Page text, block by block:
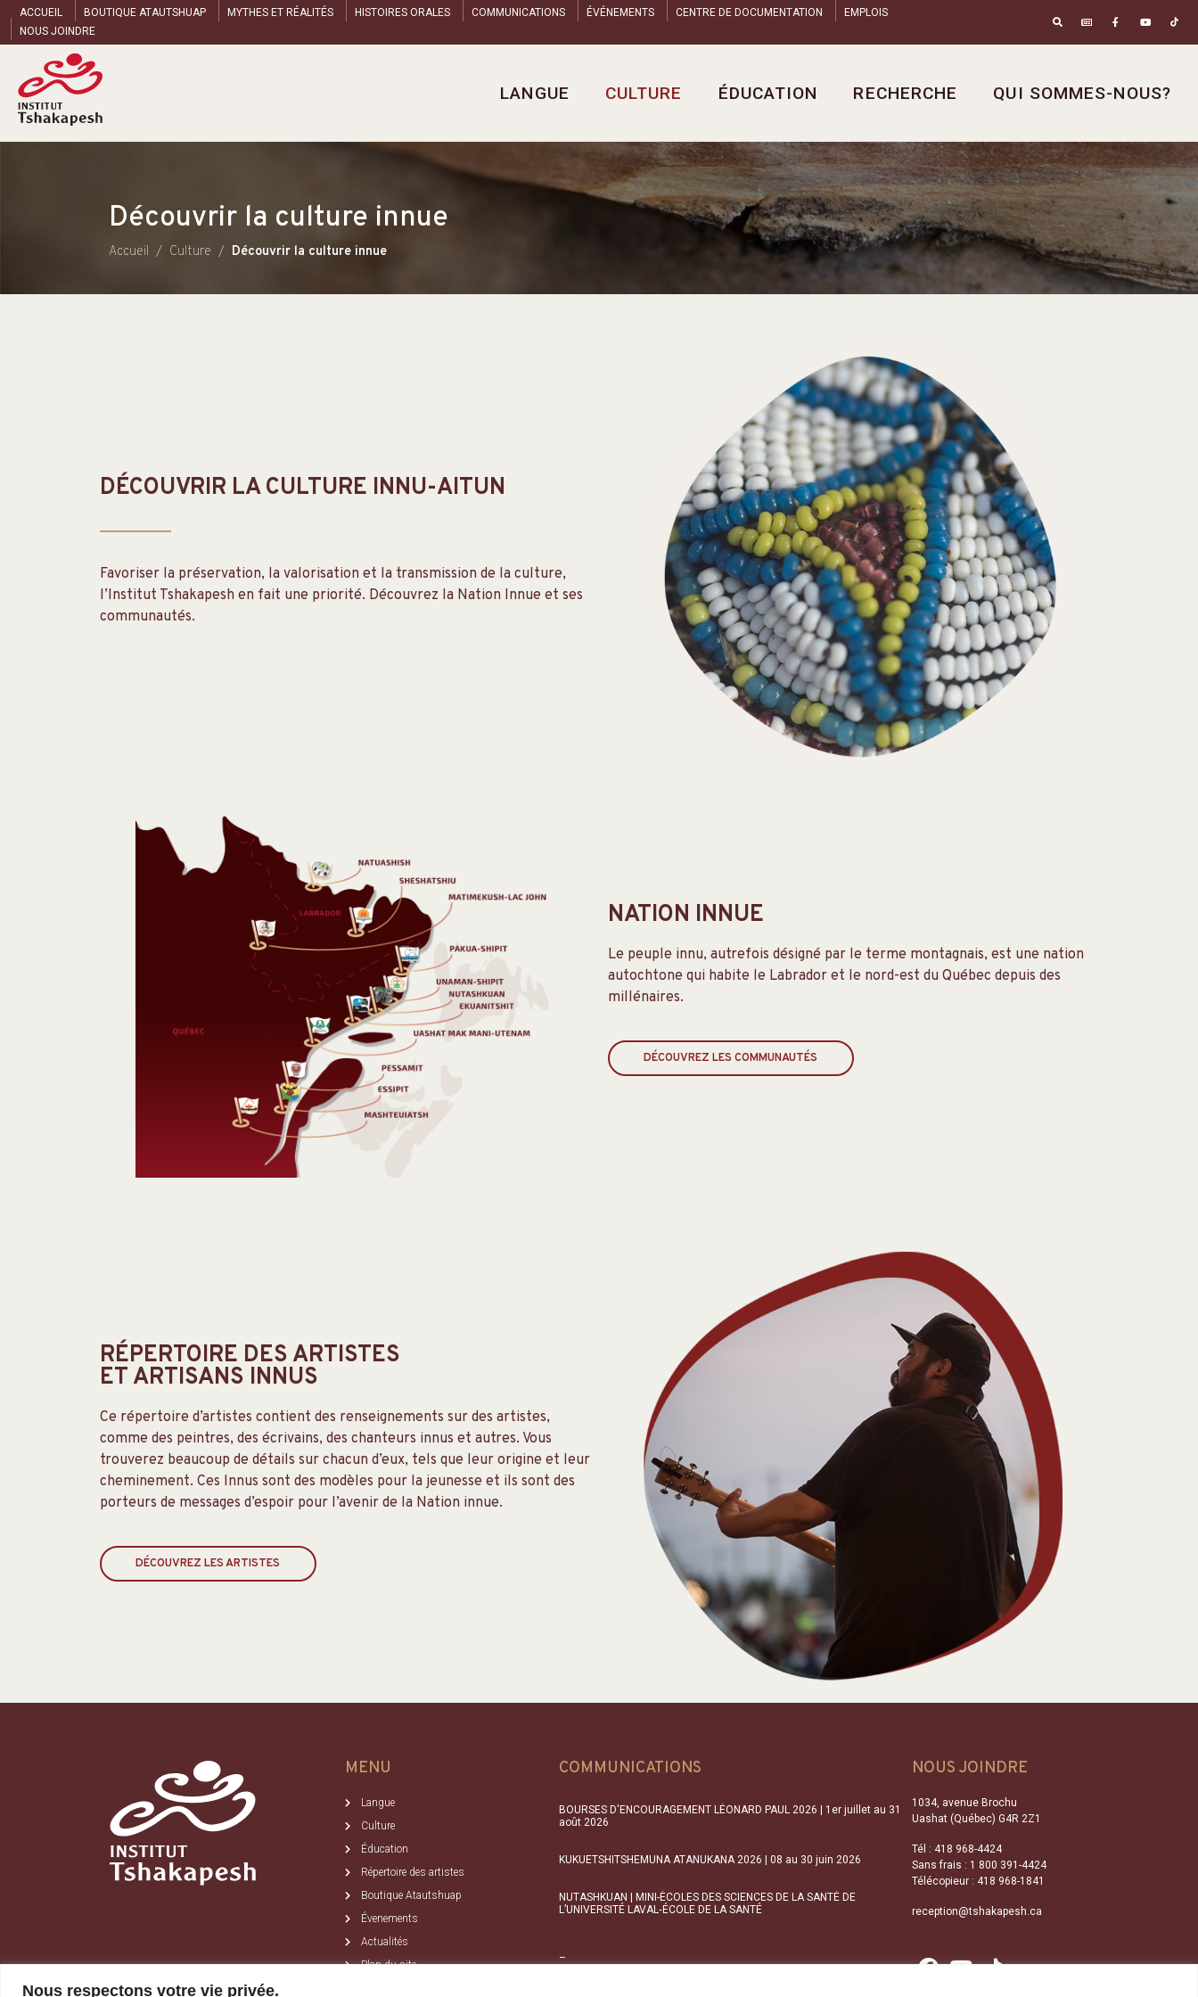
Nous respectons votre vie privée.
ACCUEIL BOUTIQUE ATAUTSHUAP MYTHES ET RÉALITÉS HISTOIRES ORALES COMMUNICATIONS ÉVÉNEMENTS CENTRE DE DOCUMENTATION
EMPLOIS
NOUS JOINDRE
LANGUE CULTURE ÉDUCATION RECHERCHE QUI SOMMES-NOUS?
Découvrir la culture innue
Accueil Culture Découvrir la culture innue
DÉCOUVRIR LA CULTURE INNU-AITUN
Favoriser la préservation, la valorisation et la transmission de la culture,
l’Institut Tshakapesh en fait une priorité. Découvrez la Nation Innue et ses
communautés.
NATION INNUE
Le peuple innu, autrefois désigné par le terme montagnais, est une nation
autochtone qui habite le Labrador et le nord-est du Québec depuis des
millénaires.
DÉCOUVREZ LES COMMUNAUTÉS
RÉPERTOIRE DES ARTISTES
ET ARTISANS INNUS
Ce répertoire d’artistes contient des renseignements sur des artistes,
comme des peintres, des écrivains, des chanteurs innus et autres. Vous
trouverez beaucoup de détails sur chacun d’eux, tels que leur origine et leur
cheminement. Ces Innus sont des modèles pour la jeunesse et ils sont des
porteurs de messages d’espoir pour l’avenir de la Nation innue.
DÉCOUVREZ LES ARTISTES
MENU
Langue
Culture
Éducation
Répertoire des artistes
Boutique Atautshuap
Évenements
Actualités
Plan du site
COMMUNICATIONS
BOURSES D'ENCOURAGEMENT LÉONARD PAUL 2026 | 1er juillet au 31
août 2026
KUKUETSHITSHEMUNA ATANUKANA 2026 | 08 au 30 juin 2026
NUTASHKUAN | MINI-ÉCOLES DES SCIENCES DE LA SANTÉ DE
L’UNIVERSITÉ LAVAL‑ÉCOLE DE LA SANTÉ
–
NOUS JOINDRE
1034, avenue Brochu
Uashat (Québec) G4R 2Z1
Tél : 418 968-4424
Sans frais : 1 800 391-4424
Télécopieur : 418 968-1841
reception@tshakapesh.ca